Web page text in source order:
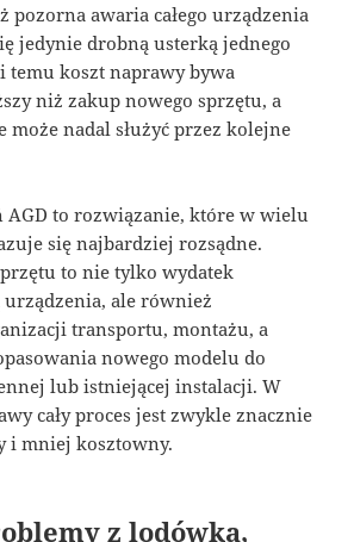
pozorna awaria całego urządzenia
jedynie drobną usterką jednego
temu koszt naprawy bywa
niż zakup nowego sprzętu, a
może nadal służyć przez kolejne
AGD to rozwiązanie, które w wielu
się najbardziej rozsądne.
to nie tylko wydatek
urządzenia, ale również
transportu, montażu, a
nowego modelu do
lub istniejącej instalacji. W
cały proces jest zwykle znacznie
i mniej kosztowny.
z lodówką,